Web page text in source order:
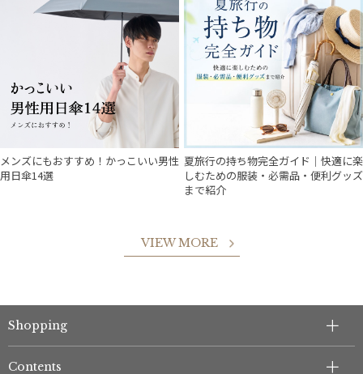
メンズにもおすすめ！かっこいい男性
用日傘14選
夏旅行の持ち物完全ガイド｜快適に楽
しむための服装・必需品・便利グッズ
まで紹介
VIEW MORE
Shopping
Contents